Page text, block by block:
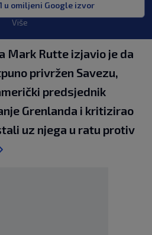
u omiljeni Google izvor
Više
Mark Rutte izjavio je da
privržen Savezu,
predsjednik
Grenlanda i kritizirao
uz njega u ratu protiv